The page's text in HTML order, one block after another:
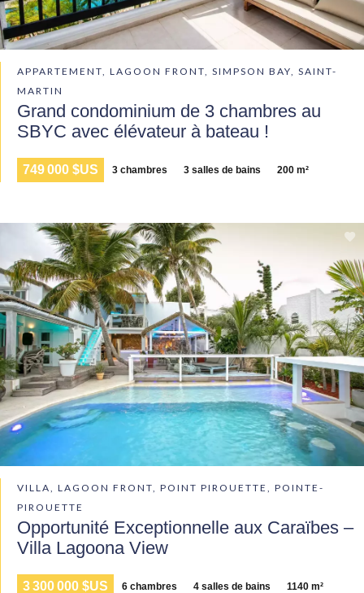
APPARTEMENT, LAGOON FRONT, SIMPSON BAY, SAINT-
MARTIN
Grand condominium de 3 chambres au
SBYC avec élévateur à bateau !
749 000 $US 3 chambres 3 salles de bains 200 m²
VILLA, LAGOON FRONT, POINT PIROUETTE, POINTE-
PIROUETTE
Opportunité Exceptionnelle aux Caraïbes –
Villa Lagoona View
3 300 000 $US 6 chambres 4 salles de bains 1140 m²